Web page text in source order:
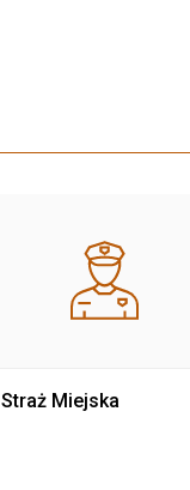
Straż Miejska